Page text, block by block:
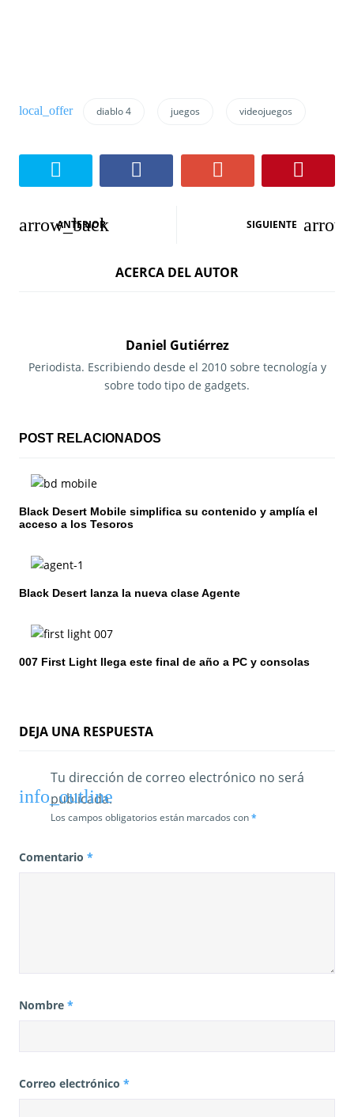
diablo 4 juegos videojuegos
N
a
i
n
d
e
e
r
d
s
ANTERIOR SIGUIENTE
ACERCA DEL AUTOR
Daniel Gutiérrez
Periodista. Escribiendo desde el 2010 sobre tecnología y
sobre todo tipo de gadgets.
POST RELACIONADOS
Black Desert Mobile simplifica su contenido y amplía el
acceso a los Tesoros
Black Desert lanza la nueva clase Agente
007 First Light llega este final de año a PC y consolas
DEJA UNA RESPUESTA
Tu dirección de correo electrónico no será
publicada.
Los campos obligatorios están marcados con*
Comentario *
Nombre *
Correo electrónico *